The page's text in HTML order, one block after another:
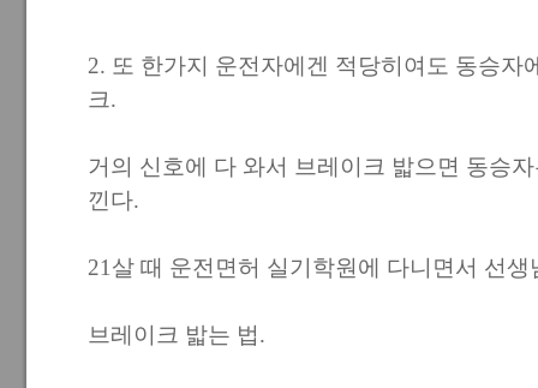
2. 또 한가지 운전자에겐 적당히여도 동승자
크.
거의 신호에 다 와서 브레이크 밟으면 동승
낀다.
21살 때 운전면허 실기학원에 다니면서 선
브레이크 밟는 법.